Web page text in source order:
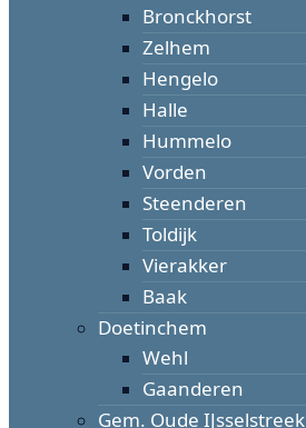
Bronckhorst
Zelhem
Hengelo
Halle
Hummelo
Vorden
Steenderen
Toldijk
Vierakker
Baak
Doetinchem
Wehl
Gaanderen
Gem. Oude IJsselstreek